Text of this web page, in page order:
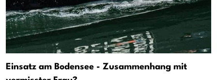
Einsatz am Bodensee - Zusammenhang mit